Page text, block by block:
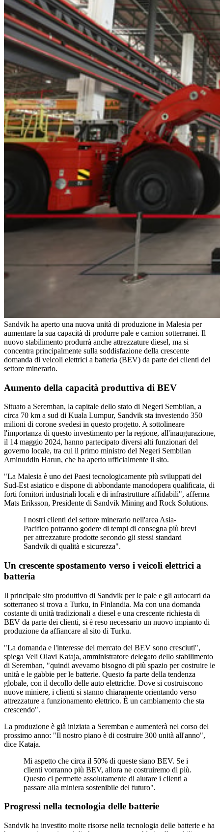
Sandvik ha aperto una nuova unità di produzione in Malesia per
aumentare la sua capacità di produrre pale e camion sotterranei. Il
nuovo stabilimento produrrà anche attrezzature diesel, ma si
concentra principalmente sulla soddisfazione della crescente
domanda di veicoli elettrici a batteria (BEV) da parte dei clienti del
settore minerario.
Aumento della capacità produttiva di BEV
Situato a Seremban, la capitale dello stato di Negeri Sembilan, a
circa 70 km a sud di Kuala Lumpur, Sandvik sta investendo 350
milioni di corone svedesi in questo progetto. A sottolineare
l'importanza di questo investimento per la regione, all'inaugurazione,
il 14 maggio 2024, hanno partecipato diversi alti funzionari del
governo locale, tra cui il primo ministro del Negeri Sembilan
Aminuddin Harun, che ha aperto ufficialmente il sito.
"La Malesia è uno dei Paesi tecnologicamente più sviluppati del
Sud-Est asiatico e dispone di abbondante manodopera qualificata, di
forti fornitori industriali locali e di infrastrutture affidabili", afferma
Mats Eriksson, Presidente di Sandvik Mining and Rock Solutions.
I nostri clienti del settore minerario nell'area Asia-
Pacifico potranno godere di tempi di consegna più brevi
per attrezzature prodotte secondo gli stessi standard
Sandvik di qualità e sicurezza".
Un crescente spostamento verso i veicoli elettrici a
batteria
Il principale sito produttivo di Sandvik per le pale e gli autocarri da
sotterraneo si trova a Turku, in Finlandia. Ma con una domanda
costante di unità tradizionali a diesel e una crescente richiesta di
BEV da parte dei clienti, si è reso necessario un nuovo impianto di
produzione da affiancare al sito di Turku.
"La domanda e l'interesse del mercato dei BEV sono cresciuti",
spiega Veli Olavi Kataja, amministratore delegato dello stabilimento
di Seremban, "quindi avevamo bisogno di più spazio per costruire le
unità e le gabbie per le batterie. Questo fa parte della tendenza
globale, con il decollo delle auto elettriche. Dove si costruiscono
nuove miniere, i clienti si stanno chiaramente orientando verso
attrezzature a funzionamento elettrico. È un cambiamento che sta
crescendo".
La produzione è già iniziata a Seremban e aumenterà nel corso del
prossimo anno: "Il nostro piano è di costruire 300 unità all'anno",
dice Kataja.
Mi aspetto che circa il 50% di queste siano BEV. Se i
clienti vorranno più BEV, allora ne costruiremo di più.
Questo ci permette assolutamente di aiutare i clienti a
passare alla miniera sostenibile del futuro".
Progressi nella tecnologia delle batterie
Sandvik ha investito molte risorse nella tecnologia delle batterie e ha